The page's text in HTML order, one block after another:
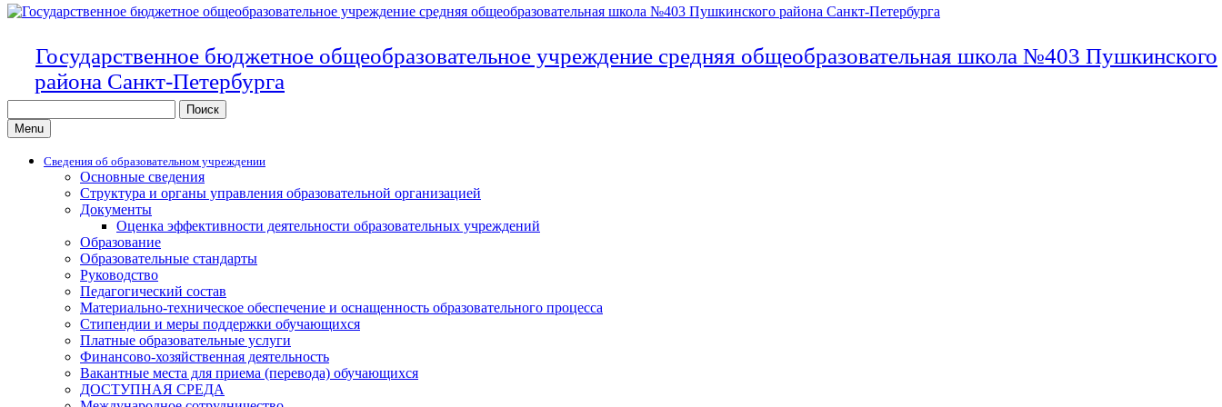
Государственное бюджетное общеобразовательное учреждение средняя общеобразовательная школа №403 Пушкинского
района Санкт-Петербурга
for:Menu
Сведения об образовательном учреждении
Основные сведения
Структура и органы управления образовательной организацией
Документы
Оценка эффективности деятельности образовательных учреждений
Образование
Образовательные стандарты
Руководство
Педагогический состав
Материально-техническое обеспечение и оснащенность образовательного процесса
Стипендии и меры поддержки обучающихся
Платные образовательные услуги
Финансово-хозяйственная деятельность
Вакантные места для приема (перевода) обучающихся
ДОСТУПНАЯ СРЕДА